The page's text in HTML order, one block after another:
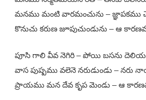
మనము మంటి వారమంచును – జ్ఞాపకము
కొనుచు కరుణ జూపుచుండును – ఆ
పూసి గాలి వీవ నెగిరి – పోయి బసను
వాస పుష్పము వలెనె నరుడుండు – నరు
ప్రాయము మన దేవ కృప మెండు – ఆ